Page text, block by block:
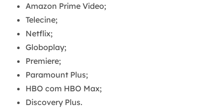
Amazon Prime Video;
Telecine;
Netflix;
Globoplay;
Premiere;
Paramount Plus;
HBO com HBO Max;
Discovery Plus.